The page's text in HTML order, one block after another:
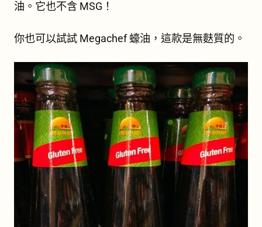
油。它也不含 MSG！
你也可以試試 Megachef 蠔油，這款是無麩質的。